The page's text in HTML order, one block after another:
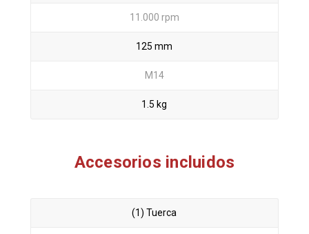
11.000 rpm
125 mm
M14
1.5 kg
Accesorios incluidos
(1) Tuerca